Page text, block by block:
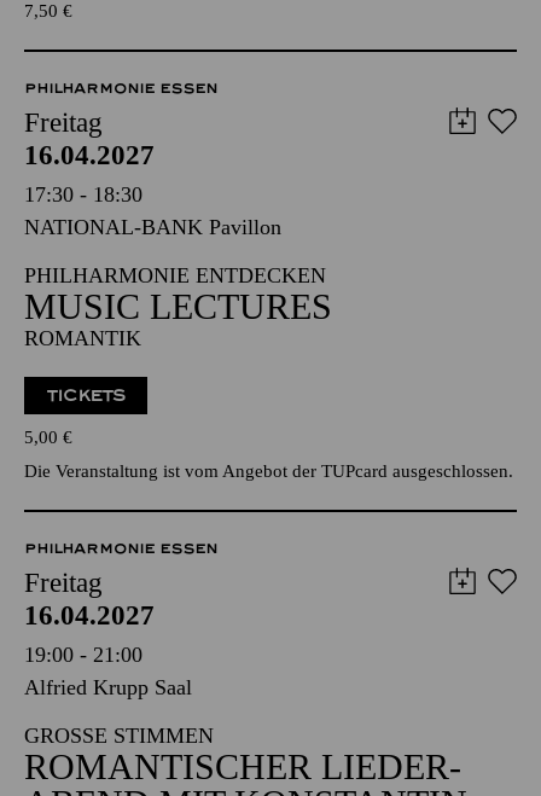
7,50 €
PHILHARMONIE ESSEN
Freitag
16.04.2027
17:30 - 18:30
NATIONAL-BANK Pavillon
PHILHARMONIE ENTDECKEN
MUSIC LECTURES
ROMANTIK
TICKETS
5,00€
Die Veranstaltung ist vom Angebot der TUPcard ausgeschlossen.
PHILHARMONIE ESSEN
Freitag
16.04.2027
19:00 - 21:00
Alfried Krupp Saal